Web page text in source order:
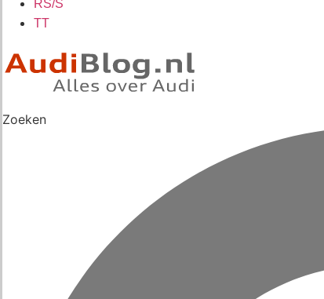
RS/S
TT
Zoeken